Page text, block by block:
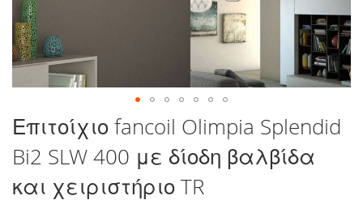
Μετάβαση
στην
αρχή
της
συλλογής
Επιτοίχιο fancoil Olimpia Splendid
Bi2 SLW 400 με δίοδη βαλβίδα
και χειριστήριο TR